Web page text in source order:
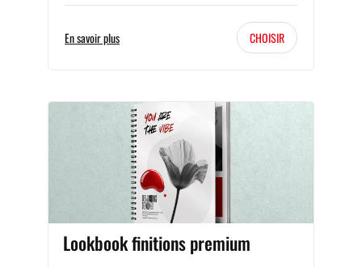
En savoir plus CHOISIR
Lookbook finitions premium